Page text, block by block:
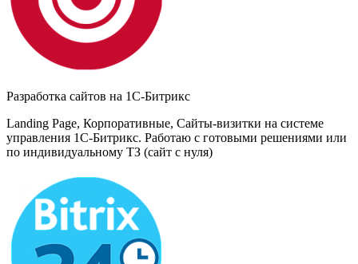
Разработка сайтов на 1С-Битрикс
Landing Page, Корпоративные, Сайты-визитки на системе
управления 1С-Битрикс. Работаю с готовыми решениями или
по индивидуальному ТЗ (сайт с нуля)